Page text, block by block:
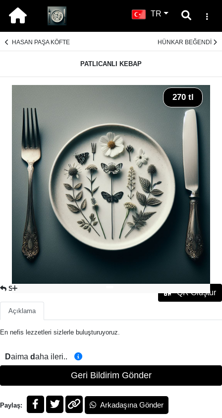
TR
HASAN PAŞA KÖFTE HÜNKAR BEĞENDİ
PATLICANLI KEBAP
270 tl
SULU YEMEK QR Oluştur
Açıklama
En nefis lezzetleri sizlerle buluşturuyoruz.
Daima daha ileri..
Geri Bildirim Gönder
Paylaş: Arkadaşına Gönder